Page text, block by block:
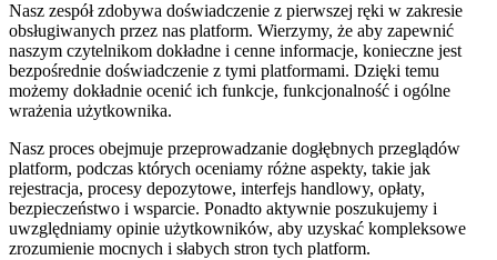
Nasz zespół zdobywa doświadczenie z pierwszej ręki w zakresie
obsługiwanych przez nas platform. Wierzymy, że aby zapewnić
naszym czytelnikom dokładne i cenne informacje, konieczne jest
bezpośrednie doświadczenie z tymi platformami. Dzięki temu
możemy dokładnie ocenić ich funkcje, funkcjonalność i ogólne
wrażenia użytkownika.
Nasz proces obejmuje przeprowadzanie dogłębnych przeglądów
platform, podczas których oceniamy różne aspekty, takie jak
rejestracja, procesy depozytowe, interfejs handlowy, opłaty,
bezpieczeństwo i wsparcie. Ponadto aktywnie poszukujemy i
uwzględniamy opinie użytkowników, aby uzyskać kompleksowe
zrozumienie mocnych i słabych stron tych platform.